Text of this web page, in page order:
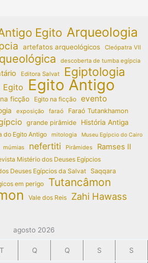
Egito Arqueologia
artefatos arqueológicos Cleópatra VII
descoberta de tumba egípcia
Editora Salvat Egiptologia
Egito Egito Antigo
ficção Egito na ficção evento
exposição faraó Faraó Tutankhamon
grande pirâmide
História Antiga
do Egito Antigo mitologia Museu Egípcio do Cairo
múmias nefertiti Pirâmides Ramses II
Mistério dos Deuses Egípcios
Deuses Egípcios da Salvat
Saqqara
em perigo
Tutancâmon
Vale dos Reis Zahi Hawass
agosto 2026
T Q Q S S